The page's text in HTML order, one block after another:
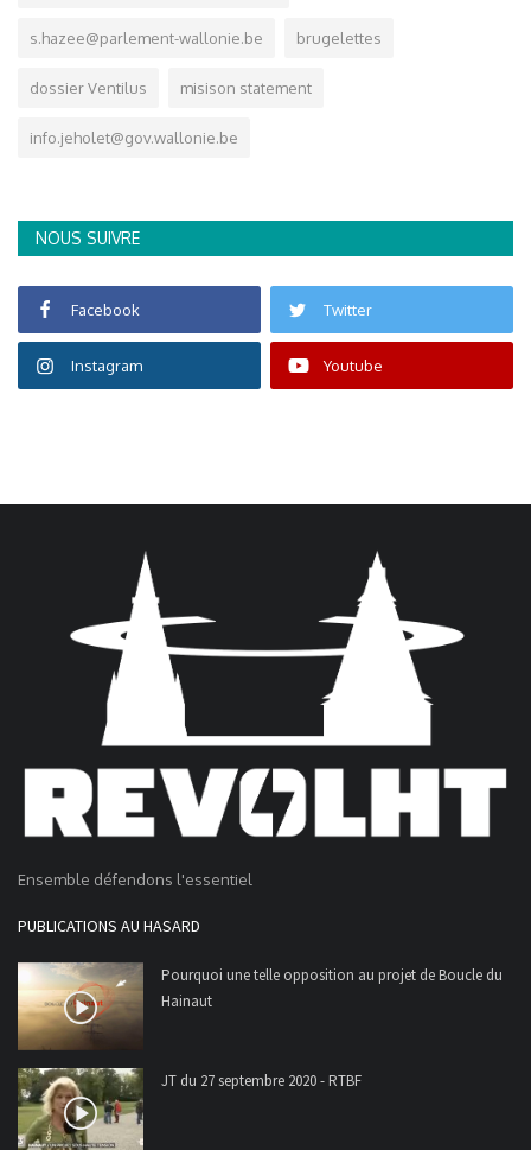
s.hazee@parlement-wallonie.be brugelettes
dossier Ventilus misison statement
info.jeholet@gov.wallonie.be
NOUS SUIVRE
Facebook Twitter
Instagram Youtube
Ensemble défendons l'essentiel
PUBLICATIONS AU HASARD
Pourquoi une telle opposition au projet de Boucle du
Hainaut
JT du 27 septembre 2020 - RTBF